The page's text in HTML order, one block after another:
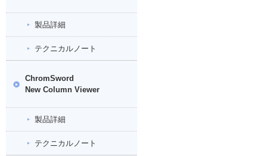
製品詳細
テクニカルノート
ChromSword
New Column Viewer
製品詳細
テクニカルノート